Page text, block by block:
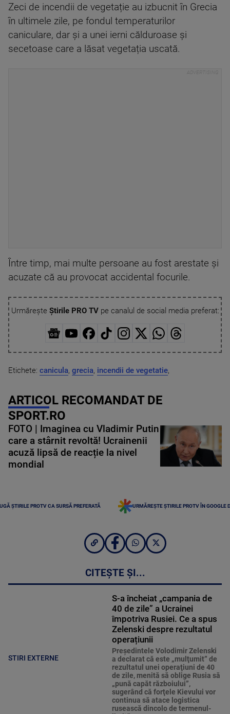
Zeci de incendii de vegetație au izbucnit în Grecia
în ultimele zile, pe fondul temperaturilor
caniculare, dar și a unei ierni călduroase și
secetoase care a lăsat vegetația uscată.
Între timp, mai multe persoane au fost arestate și
acuzate că au provocat accidental focurile.
Urmărește Știrile PRO TVpe canalul de social media preferat:
Etichete: canicula, grecia, incendii de vegetatie,
ARTICOL RECOMANDAT DE
SPORT.RO
FOTO | Imaginea cu Vladimir Putin
care a stârnit revoltă! Ucrainenii
acuză lipsă de reacție la nivel
mondial
ȘTIRILE PROTV CA SURSĂ PREFERATĂ URMĂREȘTE ȘTIRILE PROTV ÎN GOOGLE
CITEȘTE ȘI...
STIRI EXTERNE
S-a încheiat „campania de
40 de zile” a Ucrainei
împotriva Rusiei. Ce a spus
Zelenski despre rezultatul
operațiunii
Preşedintele Volodimir Zelenski
a declarat că este „mulţumit” de
rezultatul unei operaţiuni de 40
de zile, menită să oblige Rusia să
„pună capăt războiului”,
sugerând că forţele Kievului vor
continua să atace logistica
rusească dincolo de termenul-